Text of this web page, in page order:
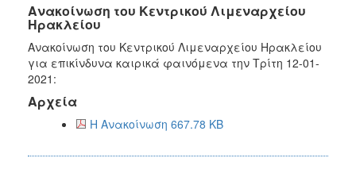
2022
2021
2020
Ανακοίνωση του Κεντρικού Λιμεναρχείου
Ηρακλείου
Ανακοίνωση του Κεντρικού Λιμεναρχείου Ηρακλείου
για επικίνδυνα καιρικά φαινόμενα την Τρίτη 12-01-
2021:
Αρχεία
Η Ανακοίνωση 667.78 KB